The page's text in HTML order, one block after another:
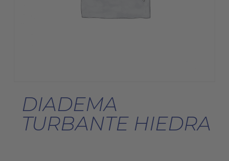
DIADEMA
TURBANTE HIEDRA